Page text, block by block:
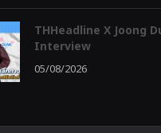
THHeadline X Joong
Interview
05/08/2026